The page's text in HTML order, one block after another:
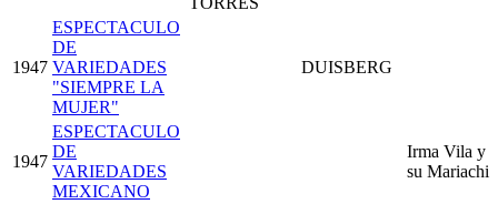
1947
ESPECTACULO
DE
VARIEDADES
"SIEMPRE LA
MUJER"
DUISBERG
1947
ESPECTACULO
DE
VARIEDADES
MEXICANO
Irma Vila y
su Mariachi